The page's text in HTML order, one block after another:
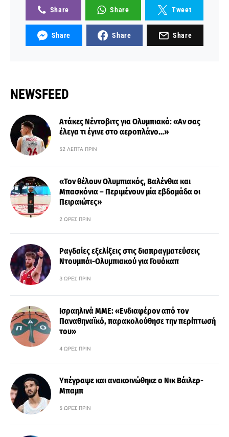
Share Share Tweet
Share Share Share
NEWSFEED
Ατάκες Νέντοβιτς για Ολυμπιακό: «Αν σας
έλεγα τι έγινε στο αεροπλάνο…»
52 ΛΕΠΤΆ ΠΡΙΝ
«Τον θέλουν Ολυμπιακός, Βαλένθια και
Μπασκόνια – Περιμένουν μία εβδομάδα οι
Πειραιώτες»
2 ΏΡΕΣ ΠΡΙΝ
Ραγδαίες εξελίξεις στις διαπραγματεύσεις
Ντουμπάι-Ολυμπιακού για Γουόκαπ
3 ΏΡΕΣ ΠΡΙΝ
Ισραηλινά ΜΜΕ: «Ενδιαφέρον από τον
Παναθηναϊκό, παρακολούθησε την περίπτωσή
του»
4 ΏΡΕΣ ΠΡΙΝ
Υπέγραψε και ανακοινώθηκε ο Νικ Βάιλερ-
Μπαμπ
5 ΏΡΕΣ ΠΡΙΝ